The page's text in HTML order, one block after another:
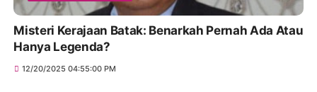
Misteri Kerajaan Batak: Benarkah Pernah Ada Atau
Hanya Legenda?
12/20/2025 04:55:00 PM